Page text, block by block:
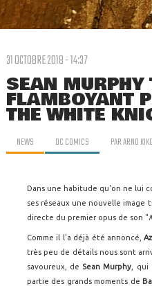
31 OCTOBRE 2018 - 14:37
SEAN MURPHY
FLAMBOYANT
THE WHITE
NEWS DC COMICS PARARNO
Dans une habitude qu'on ne lui
ses réseaux une nouvelle image
directe du premier opus de son "
Comme il l'a déjà été annoncé,
très peu de détails nous sont
savoureux, de Sean Murphy ,
partie des grands moments de